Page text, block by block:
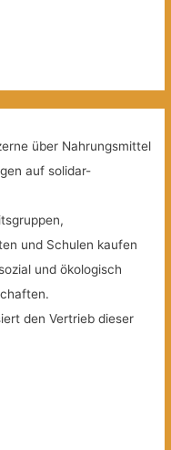
über Nahrungsmittel
auf solidar-
und Schulen kaufen
und ökologisch
den Vertrieb dieser